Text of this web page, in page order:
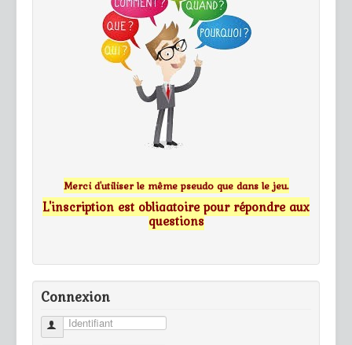
Merci d'utiliser le même pseudo que dans le jeu.
L'inscription est obligatoire pour répondre aux
questions
Connexion
Identifiant